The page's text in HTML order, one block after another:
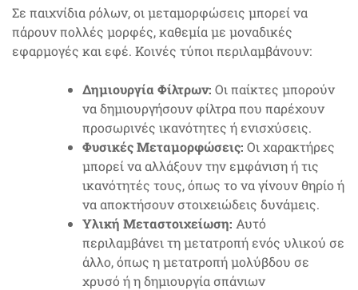
Σε παιχνίδια ρόλων, οι μεταμορφώσεις μπορεί να
πάρουν πολλές μορφές, καθεμία με μοναδικές
εφαρμογές και εφέ. Κοινές τύποι περιλαμβάνουν:
Δημιουργία Φίλτρων: Οι παίκτες μπορούν
να δημιουργήσουν φίλτρα που παρέχουν
προσωρινές ικανότητες ή ενισχύσεις.
Φυσικές Μεταμορφώσεις: Οι χαρακτήρες
μπορεί να αλλάξουν την εμφάνιση ή τις
ικανότητές τους, όπως το να γίνουν θηρίο ή
να αποκτήσουν στοιχειώδεις δυνάμεις.
Υλική Μεταστοιχείωση: Αυτό
περιλαμβάνει τη μετατροπή ενός υλικού σε
άλλο, όπως η μετατροπή μολύβδου σε
χρυσό ή η δημιουργία σπάνιων